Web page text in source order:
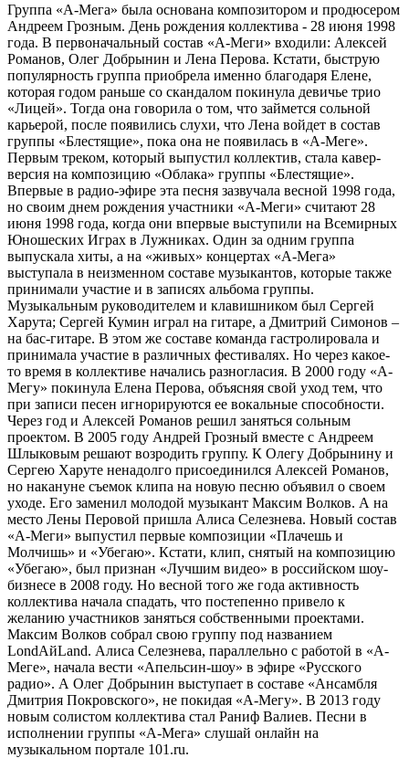
Группа «А-Мега» была основана композитором и продюсером
Андреем Грозным. День рождения коллектива - 28 июня 1998
года. В первоначальный состав «А-Меги» входили: Алексей
Романов, Олег Добрынин и Лена Перова. Кстати, быструю
популярность группа приобрела именно благодаря Елене,
которая годом раньше со скандалом покинула девичье трио
«Лицей». Тогда она говорила о том, что займется сольной
карьерой, после появились слухи, что Лена войдет в состав
группы «Блестящие», пока она не появилась в «А-Меге».
Первым треком, который выпустил коллектив, стала кавер-
версия на композицию «Облака» группы «Блестящие».
Впервые в радио-эфире эта песня зазвучала весной 1998 года,
но своим днем рождения участники «А-Меги» считают 28
июня 1998 года, когда они впервые выступили на Всемирных
Юношеских Играх в Лужниках. Один за одним группа
выпускала хиты, а на «живых» концертах «А-Мега»
выступала в неизменном составе музыкантов, которые также
принимали участие и в записях альбома группы.
Музыкальным руководителем и клавишником был Сергей
Харута; Сергей Кумин играл на гитаре, а Дмитрий Симонов –
на бас-гитаре. В этом же составе команда гастролировала и
принимала участие в различных фестивалях. Но через какое-
то время в коллективе начались разногласия. В 2000 году «А-
Мегу» покинула Елена Перова, объясняя свой уход тем, что
при записи песен игнорируются ее вокальные способности.
Через год и Алексей Романов решил заняться сольным
проектом. В 2005 году Андрей Грозный вместе с Андреем
Шлыковым решают возродить группу. К Олегу Добрынину и
Сергею Харуте ненадолго присоединился Алексей Романов,
но накануне съемок клипа на новую песню объявил о своем
уходе. Его заменил молодой музыкант Максим Волков. А на
место Лены Перовой пришла Алиса Селезнева. Новый состав
«А-Меги» выпустил первые композиции «Плачешь и
Молчишь» и «Убегаю». Кстати, клип, снятый на композицию
«Убегаю», был признан «Лучшим видео» в российском шоу-
бизнесе в 2008 году. Но весной того же года активность
коллектива начала спадать, что постепенно привело к
желанию участников заняться собственными проектами.
Максим Волков собрал свою группу под названием
LondАйLand. Алиса Селезнева, параллельно с работой в «А-
Меге», начала вести «Апельсин-шоу» в эфире «Русского
радио». А Олег Добрынин выступает в составе «Ансамбля
Дмитрия Покровского», не покидая «А-Мегу». В 2013 году
новым солистом коллектива стал Раниф Валиев. Песни в
исполнении группы «А-Мега» слушай онлайн на
музыкальном портале 101.ru.